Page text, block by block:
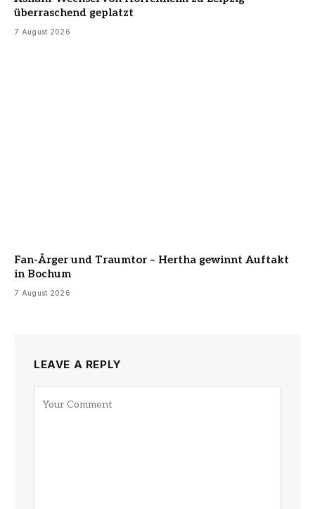
überraschend geplatzt
7 August 2026
Fan-Ärger und Traumtor – Hertha gewinnt Auftakt
in Bochum
7 August 2026
LEAVE A REPLY